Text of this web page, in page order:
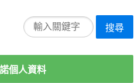
搜尋
個人資料